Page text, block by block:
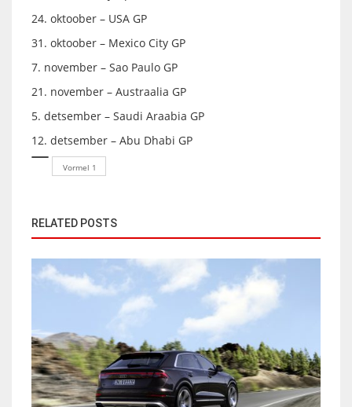
24. oktoober – USA GP
31. oktoober – Mexico City GP
7. november – Sao Paulo GP
21. november – Austraalia GP
5. detsember – Saudi Araabia GP
12. detsember – Abu Dhabi GP
Vormel 1
RELATED POSTS